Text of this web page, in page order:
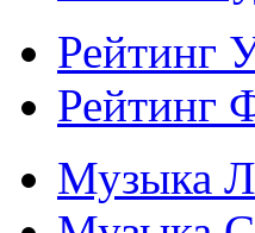
Рейтинг
Музыка